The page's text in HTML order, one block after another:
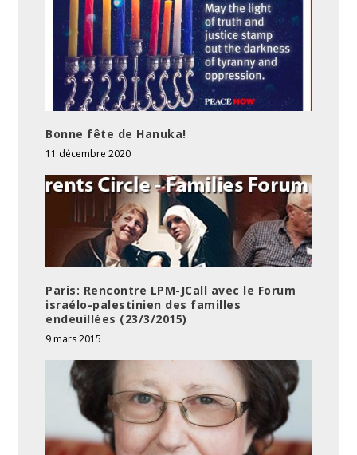
Bonne fête de Hanuka!
11 décembre 2020
Paris: Rencontre LPM-JCall avec le Forum
israélo-palestinien des familles
endeuillées (23/3/2015)
9 mars 2015